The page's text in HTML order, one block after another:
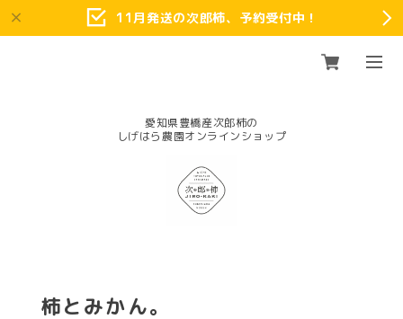
11月発送の次郎柿、予約受付中！
愛知県豊橋産次郎柿の
柿とみかん。